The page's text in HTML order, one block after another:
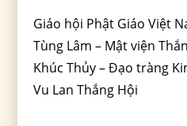
Giáo hội Phật Giáo Việt
Tùng Lâm – Mật viện
Khúc Thủy – Đạo tràng
Vu Lan Thắng Hội